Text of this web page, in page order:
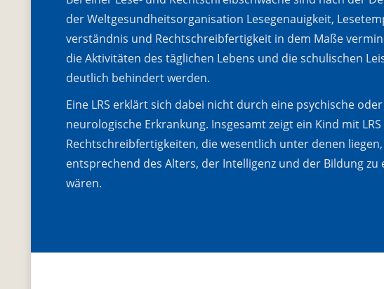
der Weltgesundheitsorganisation Lesegenauigkeit,
verständnis und Rechtschreibfertigkeit in dem Maße
die Aktivitäten des täglichen Lebens und die schulischen
deutlich behindert werden.
Eine LRS erklärt sich dabei nicht durch eine psychische oder
neurologische Erkrankung. Insgesamt zeigt ein Kind mit LRS
Rechtschreibfertigkeiten, die wesentlich unter denen
entsprechend des Alters, der Intelligenz und der Bildung zu
wären.